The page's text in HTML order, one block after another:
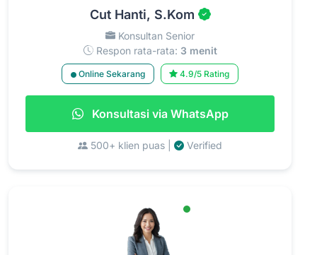
Cut Hanti, S.Kom
Konsultan Senior
Respon rata-rata: 3 menit
Online Sekarang 4.9/5 Rating
Konsultasi via WhatsApp
500+ klien puas | Verified